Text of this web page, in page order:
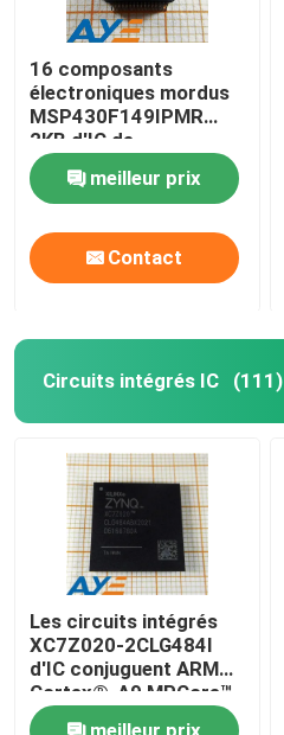
16 composants
électroniques mordus
MSP430F149IPMR
2KB d'IC de
microcontrôleur
meilleur prix
Contact
Circuits intégrés IC (111)
Les circuits intégrés
XC7Z020-2CLG484I
d'IC conjuguent ARM®
Cortex®-A9 MPCore™
meilleur prix